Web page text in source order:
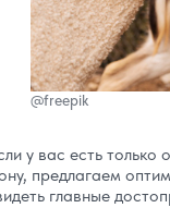
@freepik
у вас есть
предлагаем
главные